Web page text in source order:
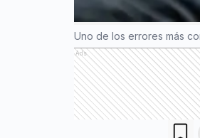
Uno de los errores más
Ads